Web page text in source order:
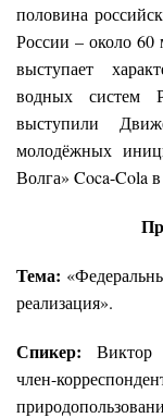
половина
России – около 60
выступает
водных систем
выступили
молодёжных
Волга» Coca-Cola
Тема:
реализация».
Спикер: Виктор
член-